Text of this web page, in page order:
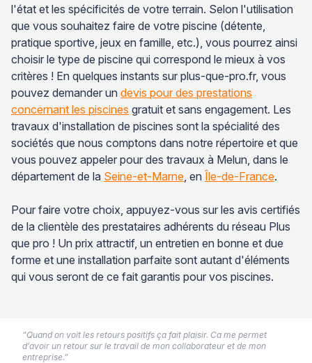
l'état et les spécificités de votre terrain. Selon l'utilisation
que vous souhaitez faire de votre piscine (détente,
pratique sportive, jeux en famille, etc.), vous pourrez ainsi
choisir le type de piscine qui correspond le mieux à vos
critères ! En quelques instants sur plus-que-pro.fr, vous
pouvez demander un devis pour des prestations
concernant les piscines gratuit et sans engagement. Les
travaux d'installation de piscines sont la spécialité des
sociétés que nous comptons dans notre répertoire et que
vous pouvez appeler pour des travaux à Melun, dans le
département de la Seine-et-Marne , en Île-de-France.
Pour faire votre choix, appuyez-vous sur les avis certifiés
de la clientèle des prestataires adhérents du réseau Plus
que pro ! Un prix attractif, un entretien en bonne et due
forme et une installation parfaite sont autant d'éléments
qui vous seront de ce fait garantis pour vos piscines.
“Quand on voit les retours positifs ça fait plaisir. Ca me permet
d’avoir un retour sur le travail de mon collaborateur et de mon
entreprise.”